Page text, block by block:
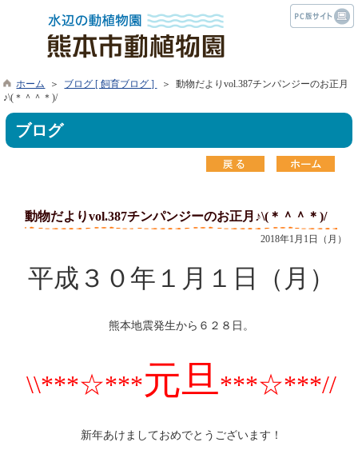
ホーム ＞ ブログ [ 飼育ブログ ]
＞ 動物だよりvol.387チンパンジーのお正月
♪\(＊＾＾＊)/
ブログ
動物だよりvol.387チンパンジーのお正月♪\(＊＾＾＊)/
2018年1月1日（月）
平成３０年１月１日（月）
熊本地震発生から６２８日。
\\***☆***元旦***☆***//
新年あけましておめでとうございます！